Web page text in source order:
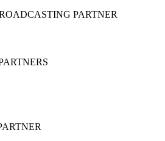
PARTNER